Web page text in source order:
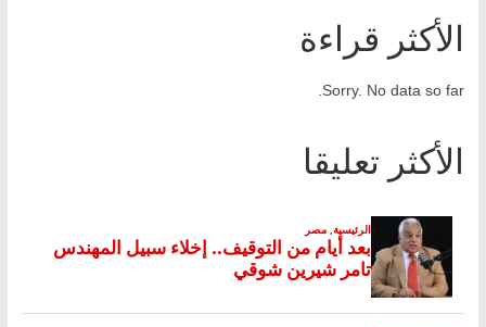
الأكثر قراءة
Sorry. No data so far.
الأكثر تعليقا